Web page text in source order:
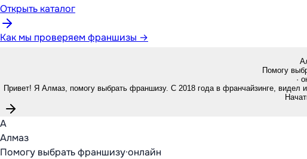
Открыть каталог
Как мы проверяем франшизы →
Помогу
·
Привет! Я Алмаз, помогу выбрать франшизу. С 2018 года в франчайзинге, видел
А
Алмаз
Помогу выбрать франшизу·онлайн